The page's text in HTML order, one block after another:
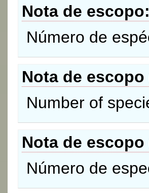
Nota de escopo
Número de
Nota de escopo
Number of
Nota de escopo
Número de